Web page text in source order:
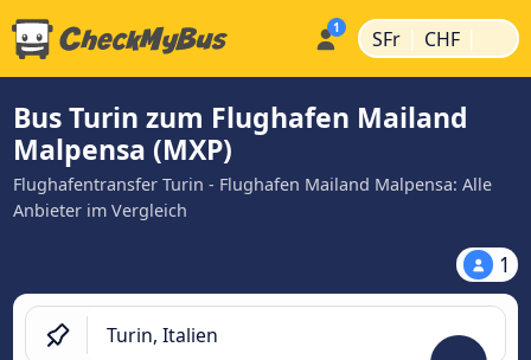
SFr | CHF |
Bus Turin zum Flughafen Mailand
Malpensa (MXP)
Flughafentransfer Turin - Flughafen Mailand Malpensa: Alle
Anbieter im Vergleich
1